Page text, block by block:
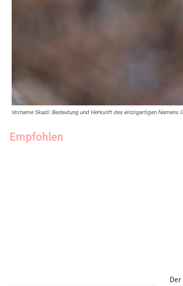
Vorname Skadi: Bedeutung und Herkunft des einzigartigen
Empfohlen